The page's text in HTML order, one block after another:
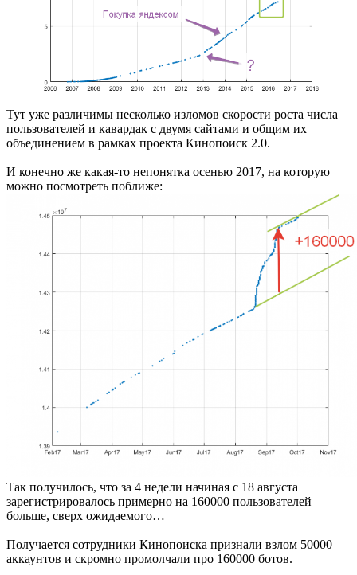
Тут уже различимы несколько изломов скорости роста числа
пользователей и кавардак с двумя сайтами и общим их
объединением в рамках проекта Кинопоиск 2.0.
И конечно же какая-то непонятка осенью 2017, на которую
можно посмотреть поближе:
Так получилось, что за 4 недели начиная с 18 августа
зарегистрировалось примерно на 160000 пользователей
больше, сверх ожидаемого…
Получается сотрудники Кинопоиска признали взлом 50000
аккаунтов и скромно промолчали про 160000 ботов.